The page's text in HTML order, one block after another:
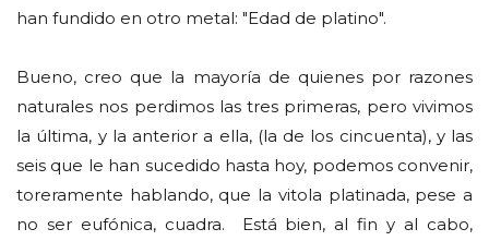
han fundido en otro metal: "Edad de platino".
Bueno, creo que la mayoría de quienes por razones
naturales nos perdimos las tres primeras, pero vivimos
la última, y la anterior a ella, (la de los cincuenta), y las
seis que le han sucedido hasta hoy, podemos convenir,
toreramente hablando, que la vitola platinada, pese a
no ser eufónica, cuadra. Está bien, al fin y al cabo,